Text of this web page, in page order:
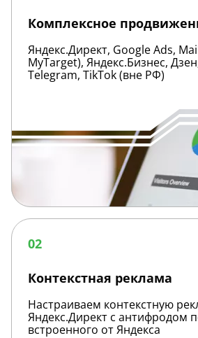
Комплексное
Яндекс.Директ, Google Ads,
MyTarget), Яндекс.Бизнес,
Telegram, TikTok (вне РФ)
Контекстная
реклама
02
Контекстная реклама
Настраиваем контекстную
Яндекс.Директ с антифродом
встроенного от Яндекса